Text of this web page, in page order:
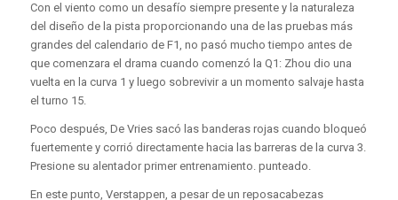
Con el viento como un desafío siempre presente y la naturaleza
del diseño de la pista proporcionando una de las pruebas más
grandes del calendario de F1, no pasó mucho tiempo antes de
que comenzara el drama cuando comenzó la Q1: Zhou dio una
vuelta en la curva 1 y luego sobrevivir a un momento salvaje hasta
el turno 15.
Poco después, De Vries sacó las banderas rojas cuando bloqueó
fuertemente y corrió directamente hacia las barreras de la curva 3.
Presione su alentador primer entrenamiento. punteado.
En este punto, Verstappen, a pesar de un reposacabezas